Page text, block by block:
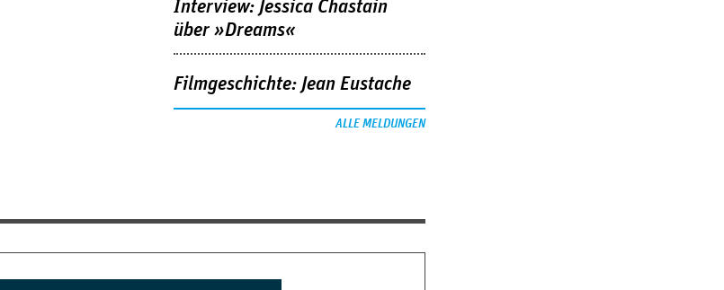
Interview: Jessica Chastain
über »Dreams«
Filmgeschichte: Jean Eustache
ALLE MELDUNGEN